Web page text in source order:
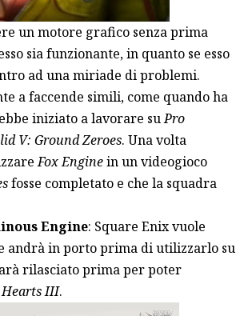
un motore grafico senza prima
sia funzionante, in quanto se esso
ad una miriade di problemi.
a faccende simili, come quando ha
iniziato a lavorare suPro
V: Ground Zeroes. Una volta
Fox Enginein un videogioco
fosse completato e che la squadra
Engine: Square Enix vuole
andrà in porto prima di utilizzarlo su
rilasciato prima per poter
III.